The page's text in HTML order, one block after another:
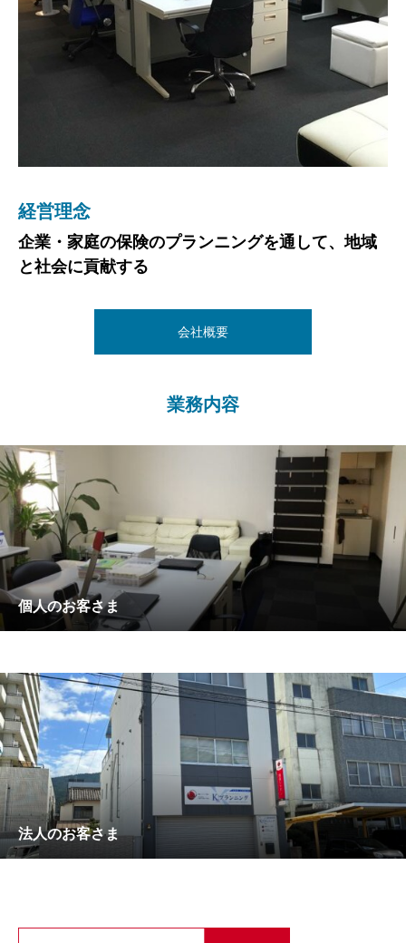
経営理念
企業・家庭の保険のプランニングを通して、地域
と社会に貢献する
会社概要
ビジョン
愛媛県内すべてのお客さまに
総合的な保険提案と丁寧な事故対応ができる
会社概要
ご挨拶
ようこそ、Kプランニングの菊池です。
かみ取ることができるのではないでしょうか。
す。そこで保険が必要になるのです。
どんな時にどんな保険が必要でしょうか。活動を続けるためには
その人にぴったり合った保険が必要です。その保険をお探しする
お手伝いを致します。
また、その環境や家族構成も時と共に変化しますので将来に渡り
メンテナンスが必要になります。
Kプランニングでは長いお付き合いでお客様をお守りしていま
2023年11月
株式会社 Kプランニング
代表取締役 菊池健二
会社概要
業務内容
個人のお客さま
法人のお客さま